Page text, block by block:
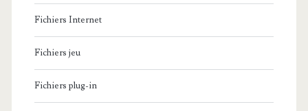
Fichiers Internet
Fichiers jeu
Fichiers plug-in